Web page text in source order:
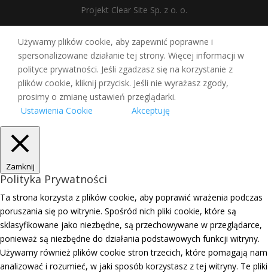
Projekt Clear Site Sp. z o. o.
Używamy plików cookie, aby zapewnić poprawne i
spersonalizowane działanie tej strony. Więcej informacji w
polityce prywatności. Jeśli zgadzasz się na korzystanie z
plików cookie, kliknij przycisk. Jeśli nie wyrażasz zgody,
prosimy o zmianę ustawień przeglądarki.
Ustawienia Cookie
Akceptuję
Zamknij
Polityka Prywatności
Ta strona korzysta z plików cookie, aby poprawić wrażenia podczas
poruszania się po witrynie. Spośród nich pliki cookie, które są
sklasyfikowane jako niezbędne, są przechowywane w przeglądarce,
ponieważ są niezbędne do działania podstawowych funkcji witryny.
Używamy również plików cookie stron trzecich, które pomagają nam
analizować i rozumieć, w jaki sposób korzystasz z tej witryny. Te pliki